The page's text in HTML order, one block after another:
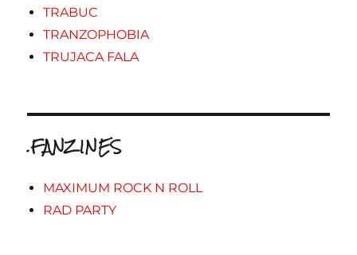
TRABUC
TRANZOPHOBIA
TRUJACA FALA
.FANZINES
MAXIMUM ROCK N ROLL
RAD PARTY